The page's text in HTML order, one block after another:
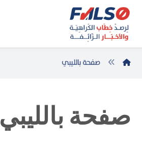
صفحة بالليبي
صفحة بالليبي